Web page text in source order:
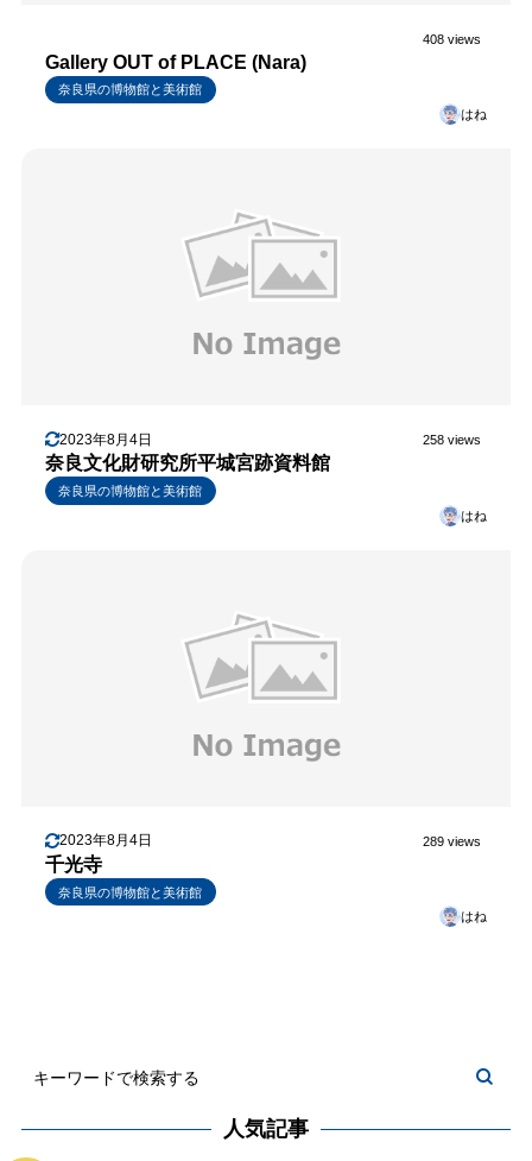
408 views
Gallery OUT of PLACE (Nara)
奈良県の博物館と美術館
はね
2023年8月4日 258 views
奈良文化財研究所平城宮跡資料館
奈良県の博物館と美術館
はね
2023年8月4日 289 views
千光寺
奈良県の博物館と美術館
はね
人気記事